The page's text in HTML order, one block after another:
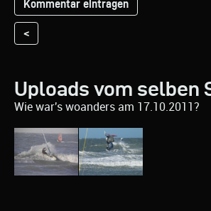
<
Uploads vom selben
Wie war's woanders am 17.10.2011?